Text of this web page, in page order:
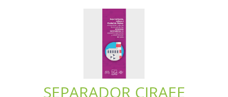
SEPARADOR CIRAEE